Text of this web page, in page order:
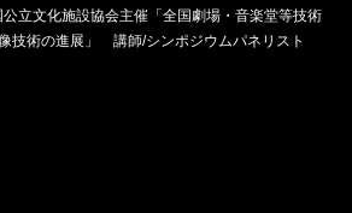
立文化施設協会主催「全国劇場・音楽堂等技術
技術の進展」 講師/シンポジウムパネリスト